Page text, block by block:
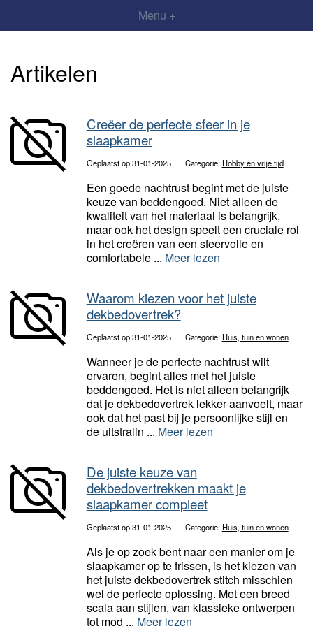
Menu +
Artikelen
Creëer de perfecte sfeer in je
slaapkamer
Geplaatst op 31-01-2025 Categorie: Hobby en vrije tijd
Een goede nachtrust begint met de juiste
keuze van beddengoed. Niet alleen de
kwaliteit van het materiaal is belangrijk,
maar ook het design speelt een cruciale rol
in het creëren van een sfeervolle en
comfortabele ... Meer lezen
Waarom kiezen voor het juiste
dekbedovertrek?
Geplaatst op 31-01-2025 Categorie: Huis, tuin en wonen
Wanneer je de perfecte nachtrust wilt
ervaren, begint alles met het juiste
beddengoed. Het is niet alleen belangrijk
dat je dekbedovertrek lekker aanvoelt, maar
ook dat het past bij je persoonlijke stijl en
de uitstralin ... Meer lezen
De juiste keuze van
dekbedovertrekken maakt je
slaapkamer compleet
Geplaatst op 31-01-2025 Categorie: Huis, tuin en wonen
Als je op zoek bent naar een manier om je
slaapkamer op te frissen, is het kiezen van
het juiste dekbedovertrek stitch misschien
wel de perfecte oplossing. Met een breed
scala aan stijlen, van klassieke ontwerpen
tot mod ... Meer lezen